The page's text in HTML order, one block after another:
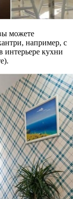
можете
например, с
интерьере кухни